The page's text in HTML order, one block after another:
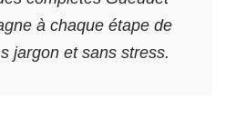
à chaque étape de
jargon et sans stress.